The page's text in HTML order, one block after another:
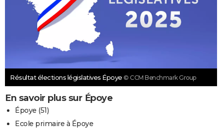
Résultat élections législatives Époye © CCM Benchmark Group
En savoir plus sur Époye
Époye (51)
Ecole primaire à Époye